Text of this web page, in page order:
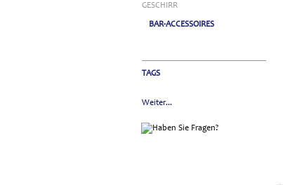
GESCHIRR
BAR-ACCESSOIRES
TAGS
Weiter...